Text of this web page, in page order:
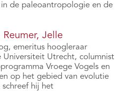
de paleoantropologie en de
Reumer, Jelle
emeritus hoogleraar
Universiteit Utrecht, columnist
Vroege Vogels en
op het gebied van evolutie
schreef hij het